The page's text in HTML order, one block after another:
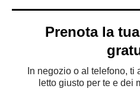
Prenota la
In negozio o al telefono, ti
letto giusto per te e dei